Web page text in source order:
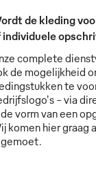
de kleding
individuele
complete
de mogelijkheid
te
- via
vorm van een
komen hier graag